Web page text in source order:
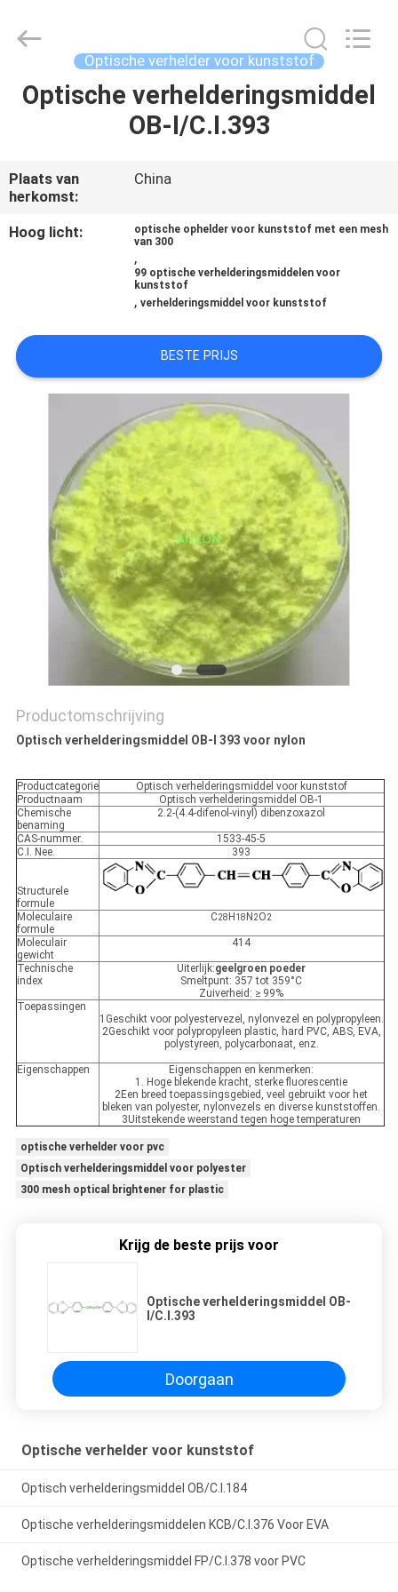
THUIS
VIDEO'S
FABRIEKSTOCHT
KWALITEITSCONTROLE
VRAAG
OFFERTE
SITEMAP
PRIVACY
COMPANY
LIMITED.
Optische verhelder voor kunststof
Optische verhelderingsmiddel
OB-I/C.I.393
Plaats van
herkomst:
China
Hoog licht:
optische ophelder voor kunststof met een mesh
van 300
,
99 optische verhelderingsmiddelen voor
kunststof
,verhelderingsmiddel voor kunststof
BESTE PRIJS
Productomschrijving
Optisch verhelderingsmiddel OB-I 393 voor nylon
Productcategorie
Optisch verhelderingsmiddel voor kunststof
Productnaam
Optisch verhelderingsmiddel OB-1
Chemische
benaming
2.2-(4.4-difenol-vinyl) dibenzoxazol
CAS-nummer.
1533-45-5
C.I. Nee.
393
Structurele
formule
Moleculaire
formule
C28 H 18 N 2O2
Moleculair
gewicht
414
Technische
index
Uiterlijk:geelgroen poeder
Smeltpunt: 357 tot 359°C
Zuiverheid: ≥ 99%
Toepassingen
1Geschikt voor polyestervezel, nylonvezel en polypropyleen.
2Geschikt voor polypropyleen plastic, hard PVC, ABS, EVA,
polystyreen, polycarbonaat, enz.
Eigenschappen
Eigenschappen en kenmerken:
1. Hoge blekende kracht, sterke fluorescentie
2Een breed toepassingsgebied, veel gebruikt voor het
bleken van polyester, nylonvezels en diverse kunststoffen.
3Uitstekende weerstand tegen hoge temperaturen
optische verhelder voor pvc
Optisch verhelderingsmiddel voor polyester
300 mesh optical brightener for plastic
Krijg de beste prijs voor
Optische verhelderingsmiddel OB-
I/C.I.393
Doorgaan
Optische verhelder voor kunststof
Optisch verhelderingsmiddel OB/C.I.184
Optische verhelderingsmiddelen KCB/C.I.376 Voor EVA
Optische verhelderingsmiddel FP/C.I.378 voor PVC